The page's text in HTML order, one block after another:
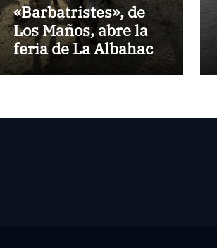
«Barbatristes», de
Los Maños, abre la
feria de La Albahaca
de Huesca